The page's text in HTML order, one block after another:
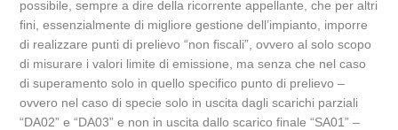
possibile, sempre a dire della ricorrente appellante, che per altri
fini, essenzialmente di migliore gestione dell’impianto, imporre
di realizzare punti di prelievo “non fiscali”, ovvero al solo scopo
di misurare i valori limite di emissione, ma senza che nel caso
di superamento solo in quello specifico punto di prelievo –
ovvero nel caso di specie solo in uscita dagli scarichi parziali
“DA02” e “DA03” e non in uscita dallo scarico finale “SA01” –